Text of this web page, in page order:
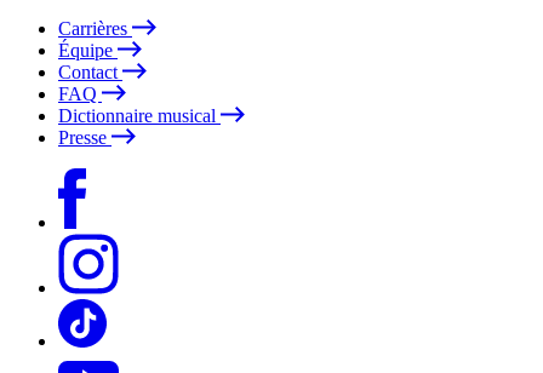
Carrières
Équipe
Contact
FAQ
Dictionnaire musical
Presse